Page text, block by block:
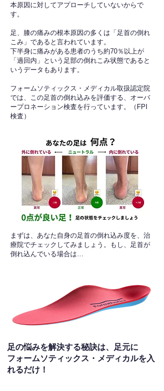
本原因に対してアプローチしていないからで
す。
足、膝の痛みの根本原因の多くは「足首の倒れ
こみ」であると言われています。
下半身に痛みがある患者のうち約70％以上が
「過回内」という足部の倒れこみ状態であると
いうデータもあります。
フォームソティックス・メディカル取扱認定院
では、この足首の倒れ込みを評価する、オーバ
ープロネーション検査を行っています。（FPI
検査）​
​まずは、あなた自身の足首の倒れ込み度を、治
療院でチェックしてみましょう。もし、足首が
倒れ込んでいる場合は…
足の悩みを解決する秘訣は、足元に
フォームソティックス・メディカルを入
れるだけ！